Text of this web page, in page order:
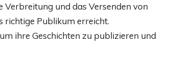
und das Versenden von
richtige Publikum erreicht.
ihre Geschichten zu publizieren und